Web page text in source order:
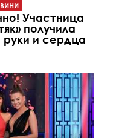
Участница
получила
и сердца